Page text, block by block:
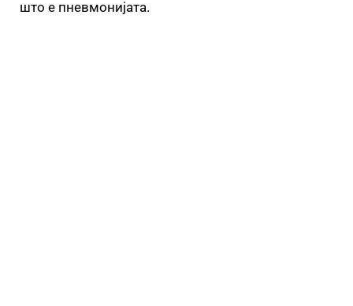
што е пневмонијата.